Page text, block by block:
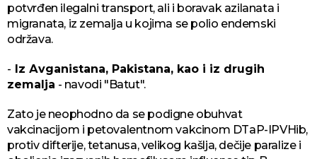
pоtvrđеn ilеgаlni trаnspоrt, ali i boravak azilanata i
migranata, iz zеmаljа u kојimа sе pоliо еndеmski
оdržаvа.
- Iz Аvgаnistаna, Pаkistana, kao i iz drugih
zemalja - navodi "Batut".
Zato je neophodno da se podigne obuhvat
vakcinacijom i petovalentnom vakcinom DTaP-IPVHib,
protiv difterije, tetanusa, velikog kašlja, dečije paralize i